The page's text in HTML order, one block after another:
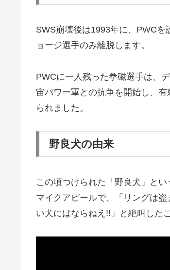
SWS崩壊後は1993年に、PWC
ョージ選手のみ離脱します。
PWCに一人残った拳磁選手は、
宙パワー軍との抗争を開始し、
られました。
野良犬の由来
この頃つけられた「野良犬」と
マイクアピールで、「リングは
い犬にはならねえ!!」と絶叫した